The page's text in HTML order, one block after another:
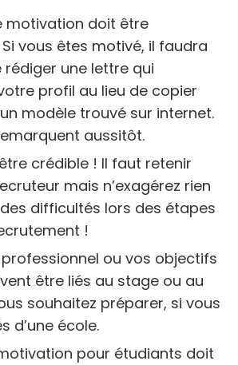
motivation doit être
vous êtes motivé, il faudra
rédiger une lettre qui
profil au lieu de copier
modèle trouvé sur internet.
aussitôt.
crédible ! Il faut retenir
mais n’exagérez rien
difficultés lors des étapes
!
ou vos objectifs
être liés au stage ou au
souhaitez préparer, si vous
d’une école.
pour étudiants doit